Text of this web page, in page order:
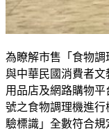
為瞭解市售「食物
與中華民國消費者
用品店及網路購物
號之食物調理機進
驗標識」全數符合